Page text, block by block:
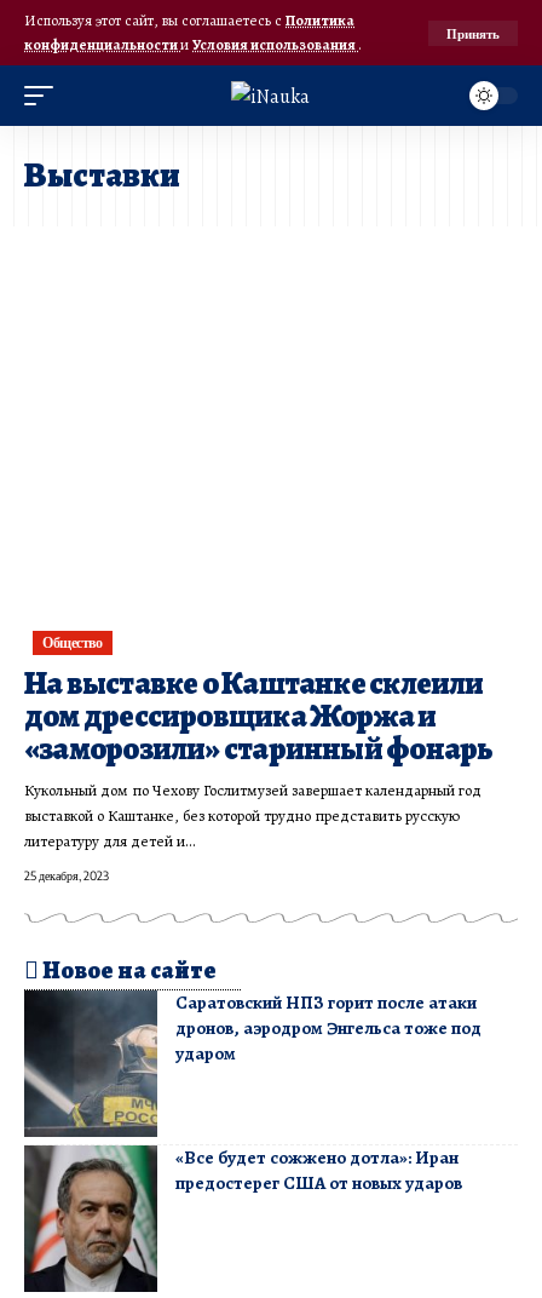
Используя этот сайт, вы соглашаетесь с Политика
конфиденциальностииУсловия использования.
Принять
Выставки
Общество
На выставке о Каштанке склеили
дом дрессировщика Жоржа и
«заморозили» старинный фонарь
Кукольный дом по Чехову Гослитмузей завершает календарный год
выставкой о Каштанке, без которой трудно представить русскую
литературу для детей и…
25 декабря, 2023
Новое на сайте
Саратовский НПЗ горит после атаки
дронов, аэродром Энгельса тоже под
ударом
«Все будет сожжено дотла»: Иран
предостерег США от новых ударов